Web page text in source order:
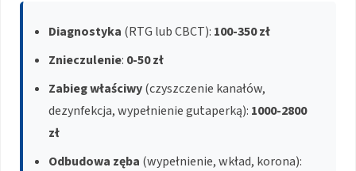
Diagnostyka (RTG lub CBCT): 100-350 zł
Znieczulenie: 0-50 zł
Zabieg właściwy(czyszczenie kanałów,
dezynfekcja, wypełnienie gutaperką): 1000-2800
zł
Odbudowa zęba (wypełnienie, wkład, korona):